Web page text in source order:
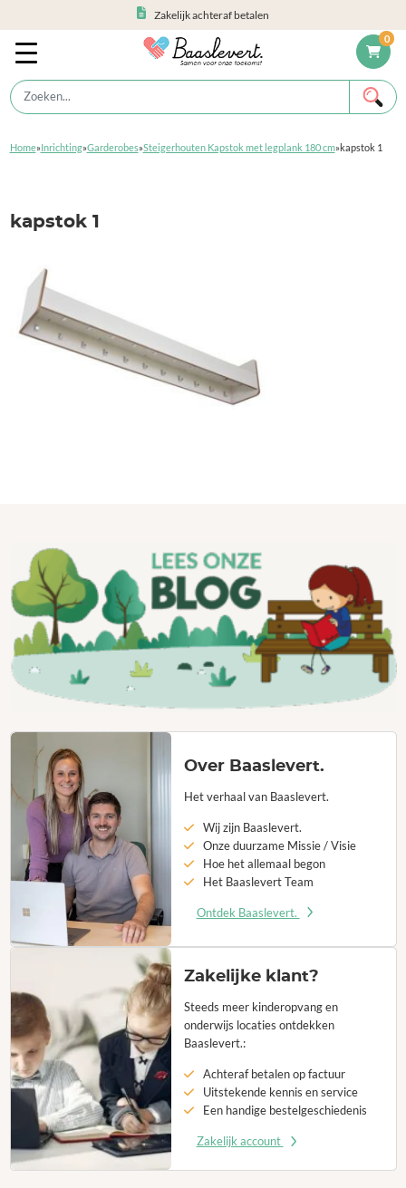
0
Zakelijk achteraf betalen
Home»Inrichting»Garderobes»Steigerhouten Kapstok met legplank 180 cm»kapstok 1
kapstok 1
Over Baaslevert.
Het verhaal van Baaslevert.
Wij zijn Baaslevert.
Onze duurzame Missie / Visie
Hoe het allemaal begon
Het Baaslevert Team
Ontdek Baaslevert.
Zakelijke klant?
Steeds meer kinderopvang en
onderwijs locaties ontdekken
Baaslevert.:
Achteraf betalen op factuur
Uitstekende kennis en service
Een handige bestelgeschiedenis
Zakelijk account